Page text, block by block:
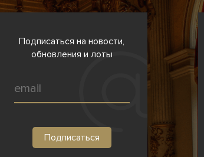
Подписаться на новости,
обновления и лоты